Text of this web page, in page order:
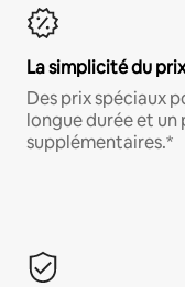
La simplicité du
Des prix spéciaux
longue durée et un
supplémentaires.*